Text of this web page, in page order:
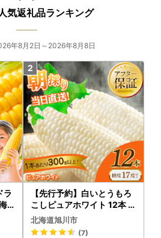
伴い、一時的に申請できない場合
には、数日お待ちいただけますよう
協力お願いいたします。
けない場合は、確定申告が必要と
は受理できませんので、ご注意くだ
と併せて、(1)「個人番号確認書
類」のコピーの提出が必要です。
認ください。
kurashi/zeikin/onestop
後の流れ
したワンストップ特例申請書と、
要書類の内容を照会し、
請受理のメールを送付いたしま
気返礼品ランキング
年8月2日～2026年8月8日
ラ
【先行予約】白いとうもろ
こしピュアホワイト 12本 3.
6kg（2026年8月下旬から
発送開始） とうもろこし
北海道旭川市
(7)